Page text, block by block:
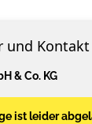
und Kontakt
& Co. KG
ist leider